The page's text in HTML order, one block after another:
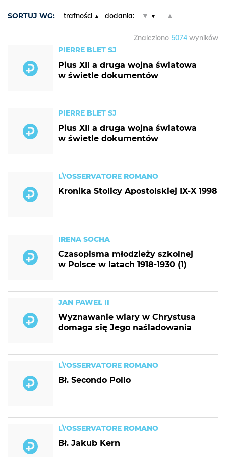
SORTUJ WG: trafności dodania: ▼ ▲
Znaleziono 5074 wyników
PIERRE BLET SJ
Pius XII a druga wojna światowa
w świetle dokumentów
PIERRE BLET SJ
Pius XII a druga wojna światowa
w świetle dokumentów
L\'OSSERVATORE ROMANO
Kronika Stolicy Apostolskiej IX-X 1998
IRENA SOCHA
Czasopisma młodzieży szkolnej
w Polsce w latach 1918-1930 (1)
JAN PAWEŁ II
Wyznawanie wiary w Chrystusa
domaga się Jego naśladowania
L\'OSSERVATORE ROMANO
Bł. Secondo Pollo
L\'OSSERVATORE ROMANO
Bł. Jakub Kern